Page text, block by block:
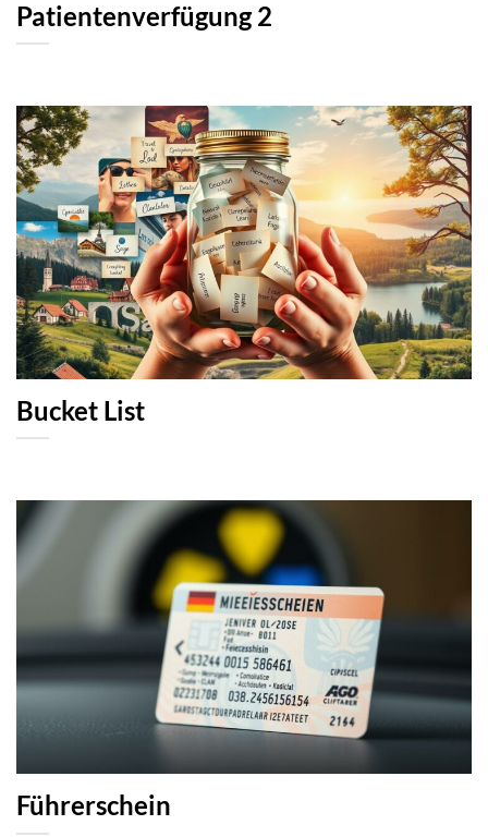
Patientenverfügung 2
Bucket List
Führerschein